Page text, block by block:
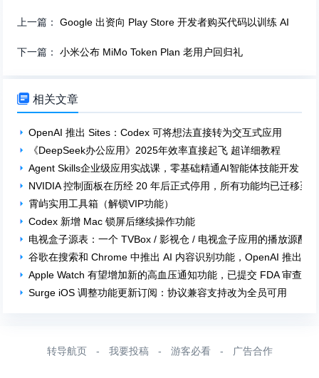
上一篇：Google 出资向 Play Store 开发者购买代码以训练 AI
下一篇：小米公布 MiMo Token Plan 老用户回归礼
 相关文章
OpenAI 推出 Sites：Codex 可将想法直接转为交互式应用
《DeepSeek办公应用》2025年效率直接起飞 超详细教程
Agent Skills企业级应用实战课，零基础精通AI智能体技能开发
NVIDIA 控制面板在历经 20 年后正式停用，所有功能均已迁移至
霄屿实用工具箱（解锁VIP功能）
Codex 新增 Mac 锁屏后继续操作功能
电视盒子源表：一个 TVBox / 影视仓 / 电视盒子应用的播放源配
谷歌在搜索和 Chrome 中推出 AI 内容识别功能，OpenAI 推出 AI
Apple Watch 有望增加新的高血压通知功能，已提交 FDA 审查
Surge iOS 调整功能更新订阅：协议兼容支持改为全员可用
转导航页 - 我要投稿 - 游客必看 - 广告合作